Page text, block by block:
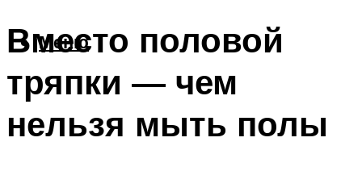
Меню
Вместо половой
тряпки — чем
нельзя мыть полы